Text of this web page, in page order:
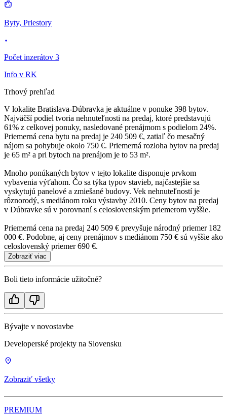
Byty, Priestory
Počet inzerátov 3
Info v RK
Trhový prehľad
V lokalite Bratislava-Dúbravka je aktuálne v ponuke 398 bytov.
Najväčší podiel tvoria nehnuteľnosti na predaj, ktoré predstavujú
61% z celkovej ponuky, nasledované prenájmom s podielom 24%.
Priemerná cena bytu na predaj je 240 509 €, zatiaľ čo mesačný
nájom sa pohybuje okolo 750 €. Priemerná rozloha bytov na predaj
je 65 m² a pri bytoch na prenájom je to 53 m².
Mnoho ponúkaných bytov v tejto lokalite disponuje prvkom
vybavenia výťahom. Čo sa týka typov stavieb, najčastejšie sa
vyskytujú panelové a zmiešané budovy. Vek nehnuteľností je
rôznorodý, s mediánom roku výstavby 2010. Ceny bytov na predaj
v Dúbravke sú v porovnaní s celoslovenským priemerom vyššie.
Priemerná cena na predaj 240 509 € prevyšuje národný priemer 182
000 €. Podobne, aj ceny prenájmov s mediánom 750 € sú vyššie ako
celoslovenský priemer 690 €.
Zobraziť viac
Boli tieto informácie užitočné?
Bývajte v novostavbe
Developerské projekty na Slovensku
Zobraziť všetky
PREMIUM